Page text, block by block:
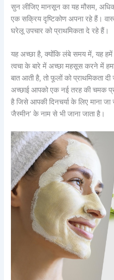
सुन लीजिए मानसून का यह मौसम,
एक सक्रिय दृष्टिकोण अपना रहे हैं।
घरेलू उपचार को प्राथमिकता दे रहे हैं।
यह अच्छा है, क्योंकि लंबे समय में, यह हमें
त्वचा के बारे में अच्छा महसूस करने में
बात आती है, तो फूलों को प्राथमिकता
अच्छाई आपको एक नई तरह की चमक
है जिसे आपकी दिनचर्या के लिए माना
जैस्मीन’ के नाम से भी जाना जाता है।